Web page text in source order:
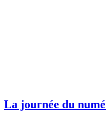
La journée du